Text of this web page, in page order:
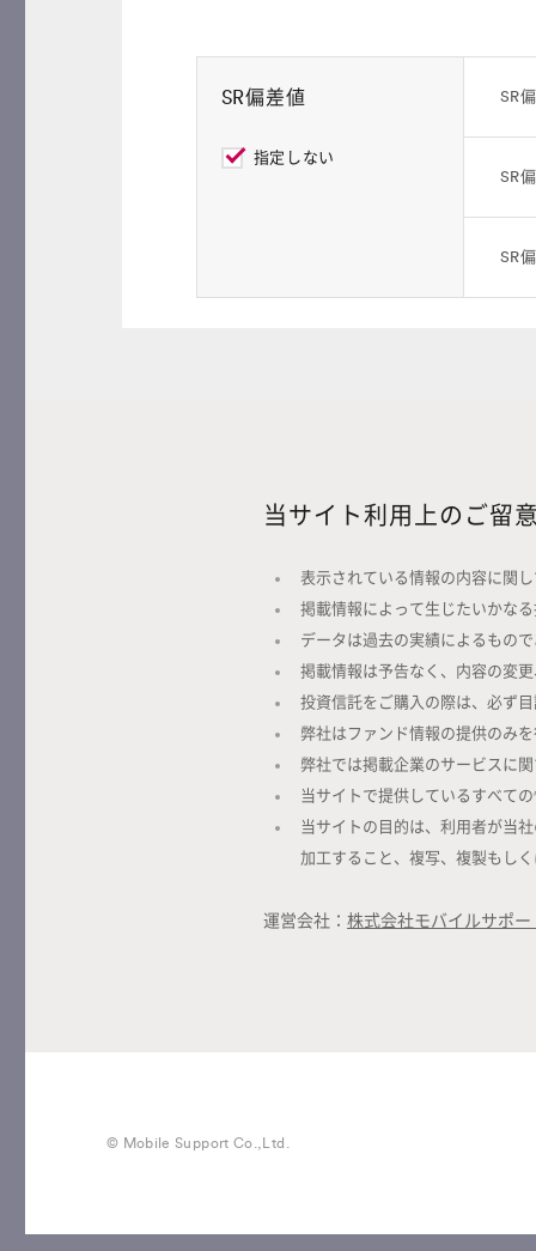
SR偏差値
指定しない
SR
SR
SR
当サイト利用上のご留
表示されている情報の内容に関
掲載情報によって生じたいかな
データは過去の実績によるもの
掲載情報は予告なく、内容の変
投資信託をご購入の際は、必ず
弊社はファンド情報の提供のみ
弊社では掲載企業のサービスに
当サイトで提供しているすべて
当サイトの目的は、利用者が当
加工すること、複写、複製もし
運営会社： 株式会社モバイルサポー
© Mobile Support Co.,Ltd.